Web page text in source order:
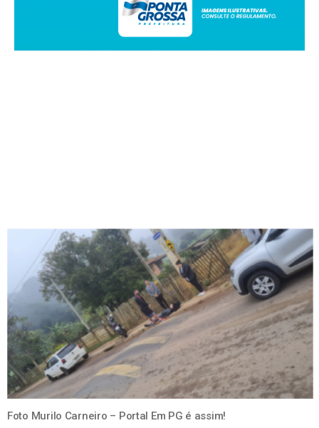
Foto Murilo Carneiro – Portal Em PG é assim!